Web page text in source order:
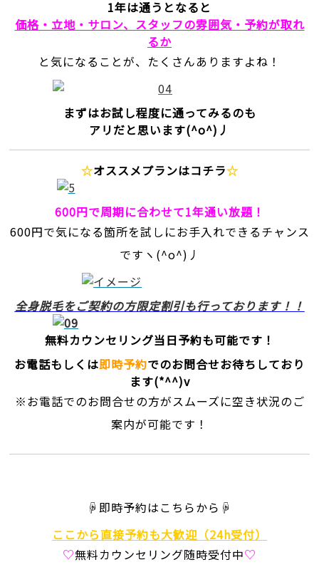
1年は通うとなると
価格・立地・サロン、スタッフの雰囲気・予約が取れ
るか
と気になることが、たくさんありますよね！
まずはお試し程度に通ってみるのも
アリだと思います(^o^)丿
☆オススメプランはコチラ☆
600円で周期に合わせて1年通い放題！
600円で気になる箇所を試しにお手入れできるチャンス
ですヽ(^o^)丿
全身脱毛をご契約の方限定割引も行っております！！
無料カウンセリング当日予約も可能です！
お電話もしくは即時予約でのお問合せお待ちしており
ます(*^^)v
※お電話でのお問合せの方がスムーズに空き状況のご
案内が可能です！
☟即時予約はこちらから☟
ここから直接予約も大歓迎（24h受付）
♡無料カウンセリング随時受付中♡